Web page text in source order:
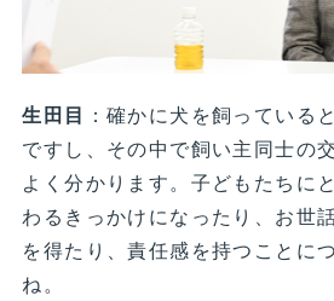
生田目 ：確かに犬を飼っている
ですし、その中で飼い主同士の
よく分かります。子どもたちに
わるきっかけになったり、お世
を得たり、責任感を持つことに
ね。